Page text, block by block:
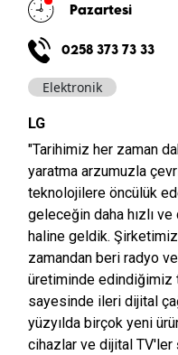
Elektronik
LG
"Tarihimiz her zaman
yaratma arzumuzla
teknolojilere öncülük
geleceğin daha hızlı ve
haline geldik.
zamandan beri radyo
üretiminde edindiğimiz
sayesinde ileri dijital
yüzyılda birçok yeni
cihazlar ve dijital
Pazartesi
0258 373 73 33